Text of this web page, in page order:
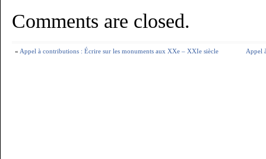
Comments are closed.
« Appel à contributions : Écrire sur les monuments aux XXe – XXIe siècle Appel